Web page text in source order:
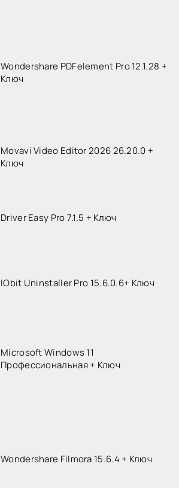
Wondershare PDFelement Pro 12.1.28 +
Ключ
Movavi Video Editor 2026 26.20.0 +
Ключ
Driver Easy Pro 7.1.5 + Ключ
IObit Uninstaller Pro 15.6.0.6+ Ключ
Microsoft Windows 11
Профессиональная + Ключ
Wondershare Filmora 15.6.4 + Ключ